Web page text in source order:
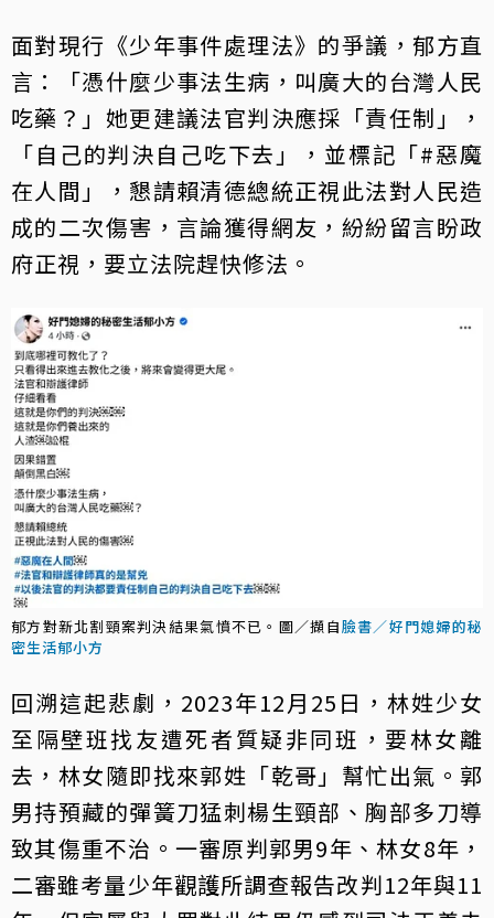
面對現行《少年事件處理法》的爭議，郁方直
言：「憑什麼少事法生病，叫廣大的台灣人民
吃藥？」她更建議法官判決應採「責任制」，
「自己的判決自己吃下去」，並標記「#惡魔
在人間」，懇請賴清德總統正視此法對人民造
成的二次傷害，言論獲得網友，紛紛留言盼政
府正視，要立法院趕快修法。
郁方對新北割頸案判決結果氣憤不已。圖／擷自臉書／好門媳婦的秘
密生活郁小方
回溯這起悲劇，2023年12月25日，林姓少女
至隔壁班找友遭死者質疑非同班，要林女離
去，林女隨即找來郭姓「乾哥」幫忙出氣。郭
男持預藏的彈簧刀猛刺楊生頸部、胸部多刀導
致其傷重不治。一審原判郭男9年、林女8年，
二審雖考量少年觀護所調查報告改判12年與11